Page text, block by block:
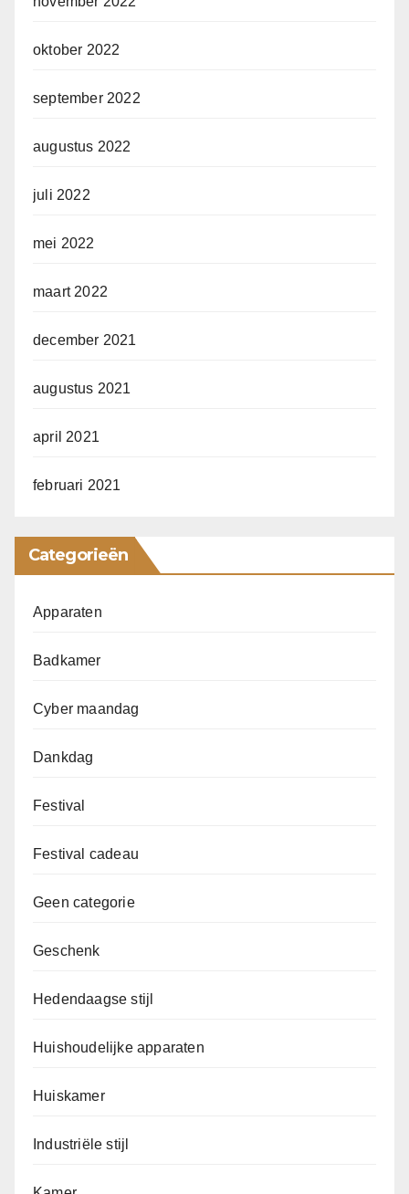
oktober 2022
september 2022
augustus 2022
juli 2022
mei 2022
maart 2022
december 2021
augustus 2021
april 2021
februari 2021
Categorieën
Apparaten
Badkamer
Cyber maandag
Dankdag
Festival
Festival cadeau
Geen categorie
Geschenk
Hedendaagse stijl
Huishoudelijke apparaten
Huiskamer
Industriële stijl